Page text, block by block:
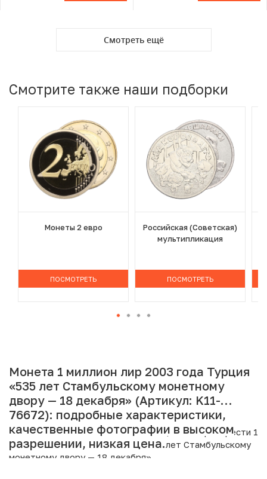
Смотреть ещё
Смотрите также наши подборки
Монеты 2 евро
ПОСМОТРЕТЬ
Российская (Советская)
мультипликация
ПОСМОТРЕТЬ
Монета 1 миллион лир 2003 года Турция
«535 лет Стамбульскому монетному
двору — 18 декабря» (Артикул: K11-
76672): подробные характеристики,
качественные фотографии в высоком
разрешении, низкая цена.
Интернет магазин «Нумизмат» предлагает приобрести 1
миллион лир 2003 года Турция «535 лет Стамбульскому
монетному двору — 18 декабря».